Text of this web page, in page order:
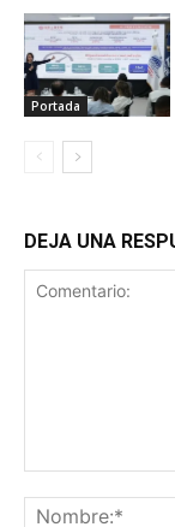
Portada
DEJA UNA